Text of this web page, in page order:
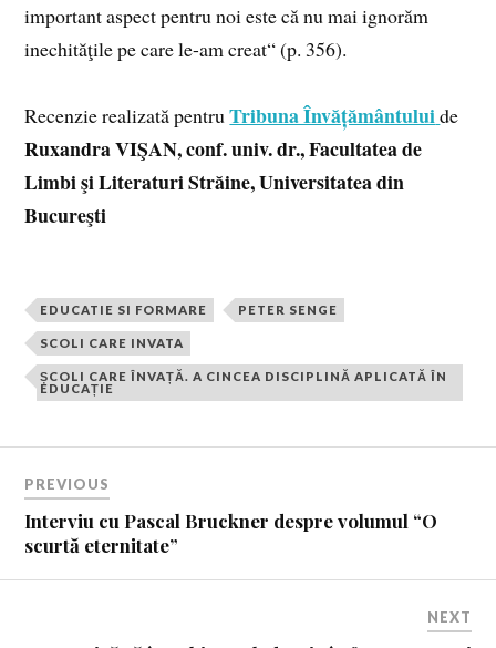
important aspect pentru noi este că nu mai ignorăm
inechităţile pe care le-am creat“ (p. 356).
Recenzie realizată pentruTribuna Învățământuluide
Ruxandra VIŞAN, conf. univ. dr., Facultatea de
Limbi şi Literaturi Străine, Universitatea din
Bucureşti
EDUCATIE SI FORMARE PETER SENGE
SCOLI CARE INVATA
ȘCOLI CARE ÎNVAȚĂ. A CINCEA DISCIPLINĂ APLICATĂ ÎN
EDUCAȚIE
PREVIOUS
Interviu cu Pascal Bruckner despre volumul “O
scurtă eternitate”
NEXT